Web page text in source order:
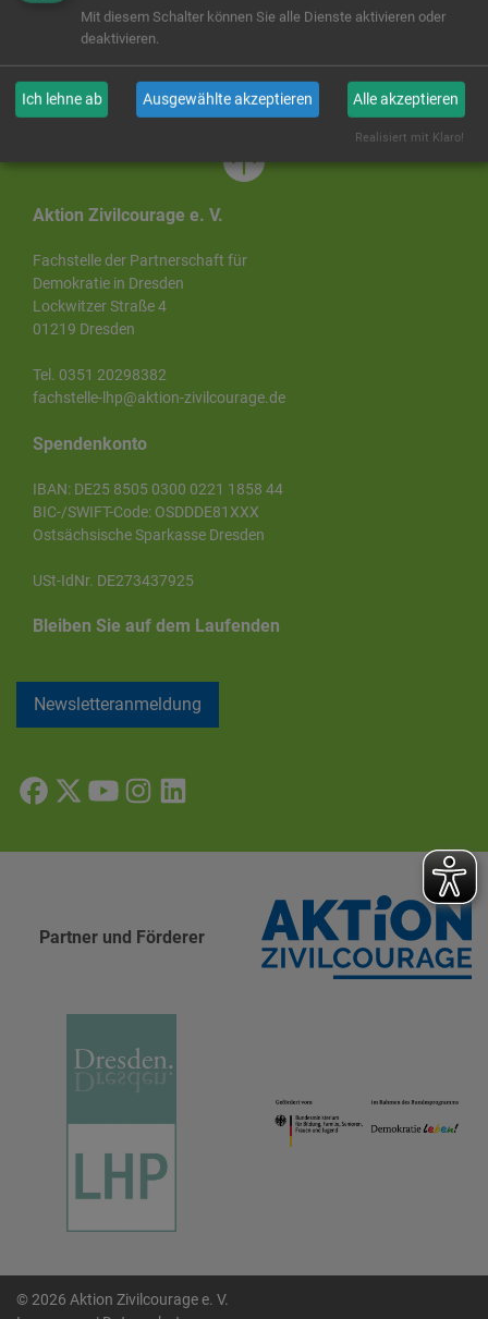
stärken die Kompetenzen zur
Konfliktbearbeitung,
erarbeiten Schutzkonzepte für
zivilgesellschaftliche Akteur:innen.
Aktion Zivilcourage e. V.
Fachstelle der Partnerschaft für
Demokratie in Dresden
Lockwitzer Straße 4
01219 Dresden
Tel. 0351 20298382
fachstelle-lhp@aktion-zivilcourage.de
Spendenkonto
IBAN: DE25 8505 0300 0221 1858 44
BIC-/SWIFT-Code: OSDDDE81XXX
Ostsächsische Sparkasse Dresden
USt-IdNr. DE273437925
Bleiben Sie auf dem Laufenden
Newsletteranmeldung
Partner und Förderer
© 2026 Aktion Zivilcourage e. V.
Mit diesem Schalter können Sie alle Dienste aktivieren oder
deaktivieren.
Ich lehne ab Ausgewählte akzeptieren Alle akzeptieren
Realisiert mit Klaro!